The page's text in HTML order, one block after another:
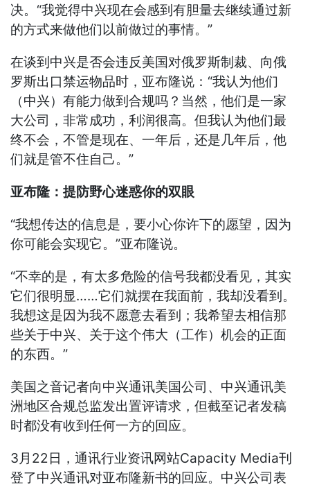
决。“我觉得中兴现在会感到有胆量去继续通过新
的方式来做他们以前做过的事情。”
在谈到中兴是否会违反美国对俄罗斯制裁、向俄
罗斯出口禁运物品时，亚布隆说：“我认为他们
（中兴）有能力做到合规吗？当然，他们是一家
大公司，非常成功，利润很高。但我认为他们最
终不会，不管是现在、一年后，还是几年后，他
们就是管不住自己。”
亚布隆：提防野心迷惑你的双眼
“我想传达的信息是，要小心你许下的愿望，因为
你可能会实现它。”亚布隆说。
“不幸的是，有太多危险的信号我都没看见，其实
它们很明显……它们就摆在我面前，我却没看到。
我想这是因为我不愿意去看到；我希望去相信那
些关于中兴、关于这个伟大（工作）机会的正面
的东西。”
美国之音记者向中兴通讯美国公司、中兴通讯美
洲地区合规总监发出置评请求，但截至记者发稿
时都没有收到任何一方的回应。
3月22日，通讯行业资讯网站Capacity Media刊
登了中兴通讯对亚布隆新书的回应。中兴公司表